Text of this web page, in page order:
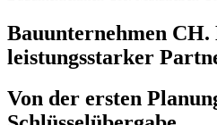
Bauunternehmen
leistungsstarker
Von der ersten